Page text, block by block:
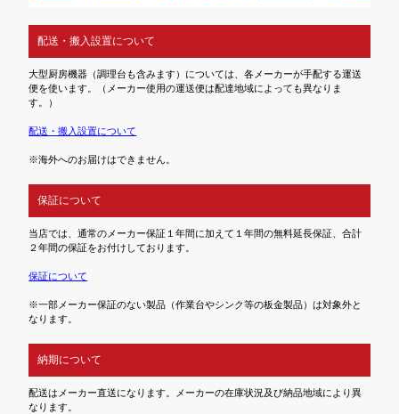
配送・搬入設置について
大型厨房機器（調理台も含みます）については、各メーカーが手配する運送
便を使います。（メーカー使用の運送便は配達地域によっても異なりま
す。）
配送・搬入設置について
※海外へのお届けはできません。
保証について
当店では、通常のメーカー保証１年間に加えて１年間の無料延長保証、合計
２年間の保証をお付けしております。
保証について
※一部メーカー保証のない製品（作業台やシンク等の板金製品）は対象外と
なります。
納期について
配送はメーカー直送になります。メーカーの在庫状況及び納品地域により異
なります。